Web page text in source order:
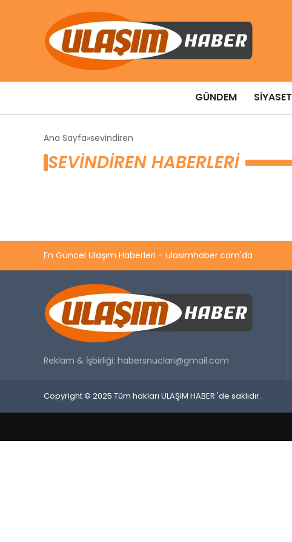
GÜNDEM SIYASET
Ana Sayfa sevindiren
SEVINDIREN HABERLERI
En Güncel Ulaşım Haberleri - ulasimhaber.com'da
Reklam & İşbirliği: habersnuclari@gmail.com
Copyright © 2025 Tüm hakları ULAŞIM HABER 'de saklıdır.